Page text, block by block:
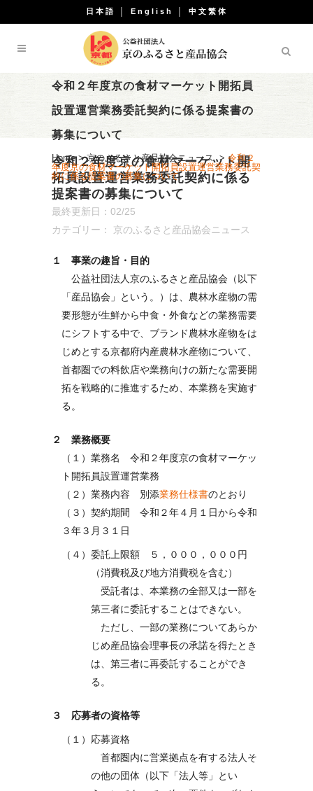
日本語 English 中文繁体
令和２年度京の食材マーケット開拓員
設置運営業務委託契約に係る提案書の
募集について
Home>京のふるさと産品協会ニュース > 令和２
年度京の食材マーケット開拓員設置運営業務委託契
約に係る提案書の募集について
令和２年度京の食材マーケット開
拓員設置運営業務委託契約に係る
提案書の募集について
最終更新日：02/25
カテゴリー： 京のふるさと産品協会ニュース
１ 事業の趣旨・目的
公益社団法人京のふるさと産品協会（以下
「産品協会」という。）は、農林水産物の需
要形態が生鮮から中食・外食などの業務需要
にシフトする中で、ブランド農林水産物をは
じめとする京都府内産農林水産物について、
首都圏での料飲店や業務向けの新たな需要開
拓を戦略的に推進するため、本業務を実施す
る。
２ 業務概要
（１）業務名 令和２年度京の食材マーケッ
ト開拓員設置運営業務
（２）業務内容 別添業務仕様書のとおり
（３）契約期間 令和２年４月１日から令和
３年３月３１日
（４）委託上限額 ５，０００，０００円
（消費税及び地方消費税を含む）
受託者は、本業務の全部又は一部を
第三者に委託することはできない。
ただし、一部の業務についてあらか
じめ産品協会理事長の承諾を得たとき
は、第三者に再委託することができ
る。
３ 応募者の資格等
（１）応募資格
首都圏内に営業拠点を有する法人そ
の他の団体（以下「法人等」とい